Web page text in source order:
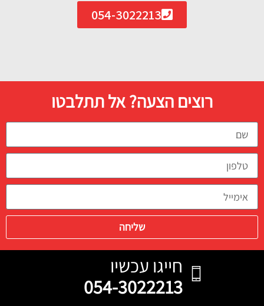
054-3022213
רוצים הצעה? אל תתלבטו
שליחה
חייגו עכשיו
054-3022213